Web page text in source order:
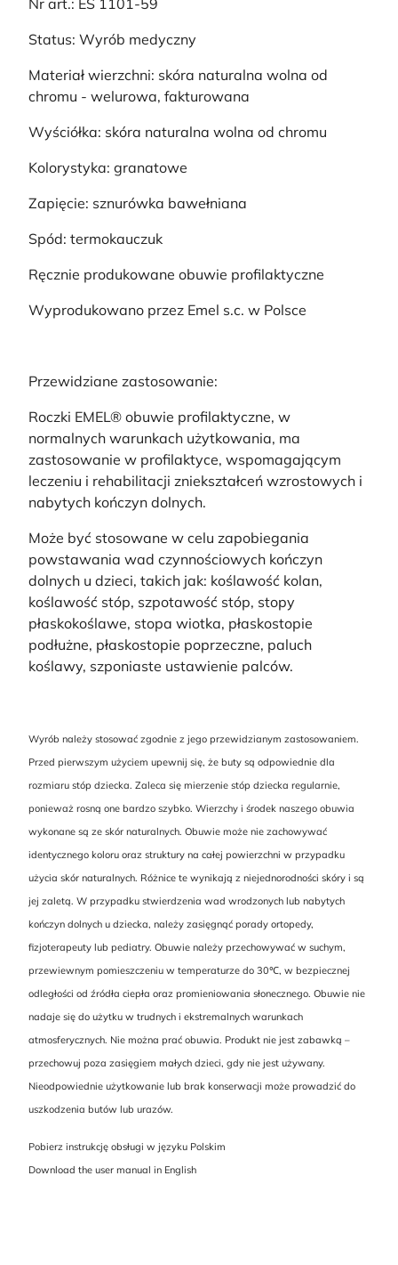
Nr art.: ES 1101-59
Status: Wyrób medyczny
Materiał wierzchni: skóra naturalna wolna od
chromu - welurowa, fakturowana
Wyściółka: skóra naturalna wolna od chromu
Kolorystyka: granatowe
Zapięcie: sznurówka bawełniana
Spód: termokauczuk
Ręcznie produkowane obuwie profilaktyczne
Wyprodukowano przez Emel s.c. w Polsce
Przewidziane zastosowanie:
Roczki EMEL® obuwie profilaktyczne, w
normalnych warunkach użytkowania, ma
zastosowanie w profilaktyce, wspomagającym
leczeniu i rehabilitacji zniekształceń wzrostowych i
nabytych kończyn dolnych.
Może być stosowane w celu zapobiegania
powstawania wad czynnościowych kończyn
dolnych u dzieci, takich jak: koślawość kolan,
koślawość stóp, szpotawość stóp, stopy
płaskokoślawe, stopa wiotka, płaskostopie
podłużne, płaskostopie poprzeczne, paluch
koślawy, szponiaste ustawienie palców.
Wyrób należy stosować zgodnie z jego przewidzianym zastosowaniem.
Przed pierwszym użyciem upewnij się, że buty są odpowiednie dla
rozmiaru stóp dziecka. Zaleca się mierzenie stóp dziecka regularnie,
ponieważ rosną one bardzo szybko. Wierzchy i środek naszego obuwia
wykonane są ze skór naturalnych. Obuwie może nie zachowywać
identycznego koloru oraz struktury na całej powierzchni w przypadku
użycia skór naturalnych. Różnice te wynikają z niejednorodności skóry i są
jej zaletą. W przypadku stwierdzenia wad wrodzonych lub nabytych
kończyn dolnych u dziecka, należy zasięgnąć porady ortopedy,
fizjoterapeuty lub pediatry. Obuwie należy przechowywać w suchym,
przewiewnym pomieszczeniu w temperaturze do 30℃, w bezpiecznej
odległości od źródła ciepła oraz promieniowania słonecznego. Obuwie nie
nadaje się do użytku w trudnych i ekstremalnych warunkach
atmosferycznych. Nie można prać obuwia. Produkt nie jest zabawką –
przechowuj poza zasięgiem małych dzieci, gdy nie jest używany.
Nieodpowiednie użytkowanie lub brak konserwacji może prowadzić do
uszkodzenia butów lub urazów.
Pobierz instrukcję obsługi w języku Polskim
Download the user manual in English